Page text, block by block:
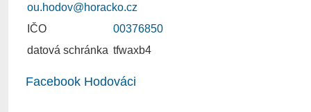
ou.hodov@horacko.cz
IČO
00376850
datová schránka tfwaxb4
Facebook Hodováci